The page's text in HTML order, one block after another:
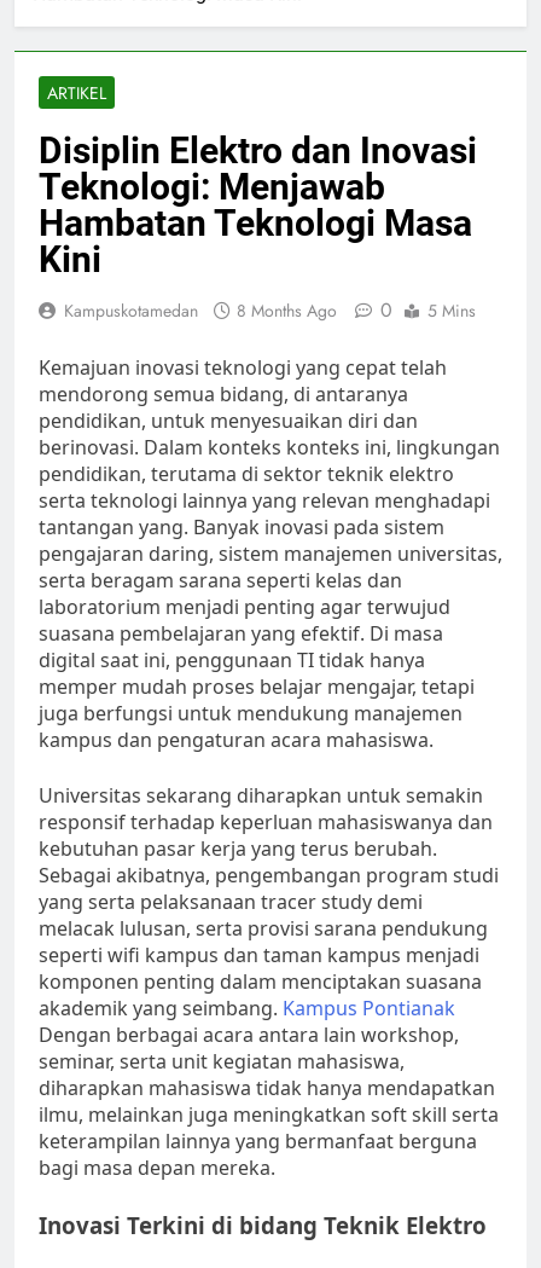
ARTIKEL
Disiplin Elektro dan Inovasi
Teknologi: Menjawab
Hambatan Teknologi Masa
Kini
Kampuskotamedan 8 Months Ago 0 5 Mins
Kemajuan inovasi teknologi yang cepat telah
mendorong semua bidang, di antaranya
pendidikan, untuk menyesuaikan diri dan
berinovasi. Dalam konteks konteks ini, lingkungan
pendidikan, terutama di sektor teknik elektro
serta teknologi lainnya yang relevan menghadapi
tantangan yang. Banyak inovasi pada sistem
pengajaran daring, sistem manajemen universitas,
serta beragam sarana seperti kelas dan
laboratorium menjadi penting agar terwujud
suasana pembelajaran yang efektif. Di masa
digital saat ini, penggunaan TI tidak hanya
memper mudah proses belajar mengajar, tetapi
juga berfungsi untuk mendukung manajemen
kampus dan pengaturan acara mahasiswa.
Universitas sekarang diharapkan untuk semakin
responsif terhadap keperluan mahasiswanya dan
kebutuhan pasar kerja yang terus berubah.
Sebagai akibatnya, pengembangan program studi
yang serta pelaksanaan tracer study demi
melacak lulusan, serta provisi sarana pendukung
seperti wifi kampus dan taman kampus menjadi
komponen penting dalam menciptakan suasana
akademik yang seimbang. Kampus Pontianak
Dengan berbagai acara antara lain workshop,
seminar, serta unit kegiatan mahasiswa,
diharapkan mahasiswa tidak hanya mendapatkan
ilmu, melainkan juga meningkatkan soft skill serta
keterampilan lainnya yang bermanfaat berguna
bagi masa depan mereka.
Inovasi Terkini di bidang Teknik Elektro